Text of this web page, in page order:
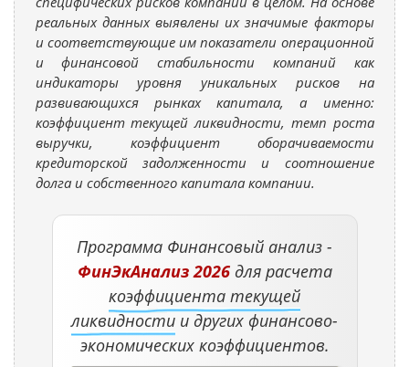
реальных данных выявлены их значимые факторы
и соответствующие им показатели операционной
и финансовой стабильности компаний как
индикаторы уровня уникальных рисков на
развивающихся рынках капитала, а именно:
коэффициент текущей ликвидности, темп роста
выручки, коэффициент оборачиваемости
кредиторской задолженности и соотношение
долга и собственного капитала компании.
Программа Финансовый анализ -
ФинЭкАнализ 2026для расчета
коэффициента текущей
ликвидности и других финансово-
экономических коэффициентов.